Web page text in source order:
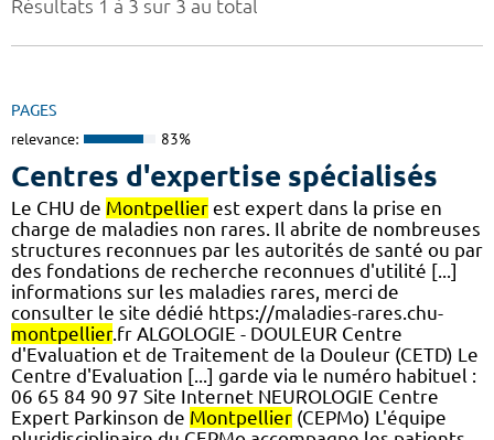
Résultats 1 à 3 sur 3 au total
PAGES
relevance: 83%
Centres d'expertise spécialisés
Le CHU de Montpellier est expert dans la prise en
charge de maladies non rares. Il abrite de nombreuses
structures reconnues par les autorités de santé ou par
des fondations de recherche reconnues d'utilité [...]
informations sur les maladies rares, merci de
consulter le site dédié https://maladies-rares.chu-
montpellier.fr ALGOLOGIE - DOULEUR Centre
d'Evaluation et de Traitement de la Douleur (CETD) Le
Centre d'Evaluation [...] garde via le numéro habituel :
06 65 84 90 97 Site Internet NEUROLOGIE Centre
Expert Parkinson de Montpellier (CEPMo) L'équipe